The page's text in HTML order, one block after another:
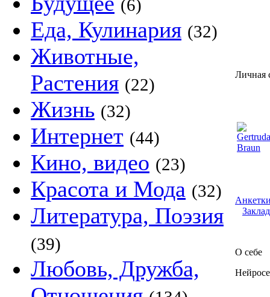
(6)
Еда, Кулинария (32)
Животные,
Растения (22)
Жизнь (32)
Интернет (44)
Кино, видео (23)
Красота и Мода (32)
Литература, Поэзия
(39)
Любовь, Дружба,
Личная
О себе